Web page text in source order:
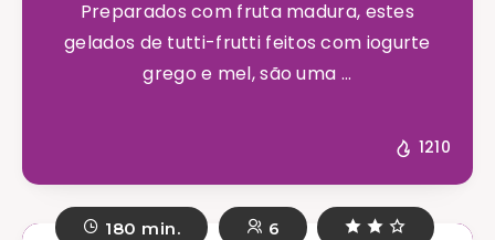
Preparados com fruta madura, estes
gelados de tutti-frutti feitos com iogurte
grego e mel, são uma ...
1210
180 min. 6